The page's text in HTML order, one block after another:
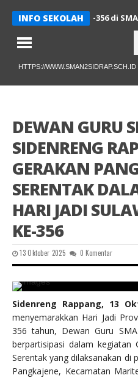
INFO SEKOLAH
HUT Sulsel ke-356 di SMA
HTTPS://WWW.SMAN2SIDRAP.SCH.ID
DEWAN GURU
SIDENRENG
GERAKAN
SERENTAK
HARI JADI
KE-356
13 Oktober 2025 0 Komentar
Sidenreng Rappang, 13
menyemarakkan Hari Jadi
356 tahun, Dewan Guru
berpartisipasi dalam kegiatan
Serentak yang dilaksanakan di
Pangkajene, Kecamatan